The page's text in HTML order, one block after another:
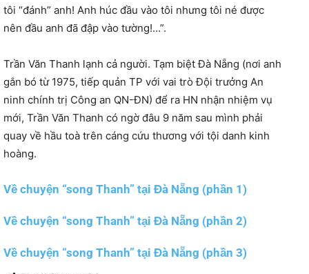
tôi “đánh” anh! Anh húc đầu vào tôi nhưng tôi né được
nên đầu anh đã đập vào tường!…”.
Trần Văn Thanh lạnh cả người. Tạm biệt Đà Nẵng (nơi anh
gắn bó từ 1975, tiếp quản TP với vai trò Đội trưởng An
ninh chính trị Công an QN-ĐN) để ra HN nhận nhiệm vụ
mới, Trần Văn Thanh có ngờ đâu 9 năm sau mình phải
quay về hầu toà trên cáng cứu thương với tội danh kinh
hoàng.
Về chuyện “song Thanh” tại Đà Nẵng (phần 1)
Về chuyện “song Thanh” tại Đà Nẵng (phần 2)
Về chuyện “song Thanh” tại Đà Nẵng (phần 3)